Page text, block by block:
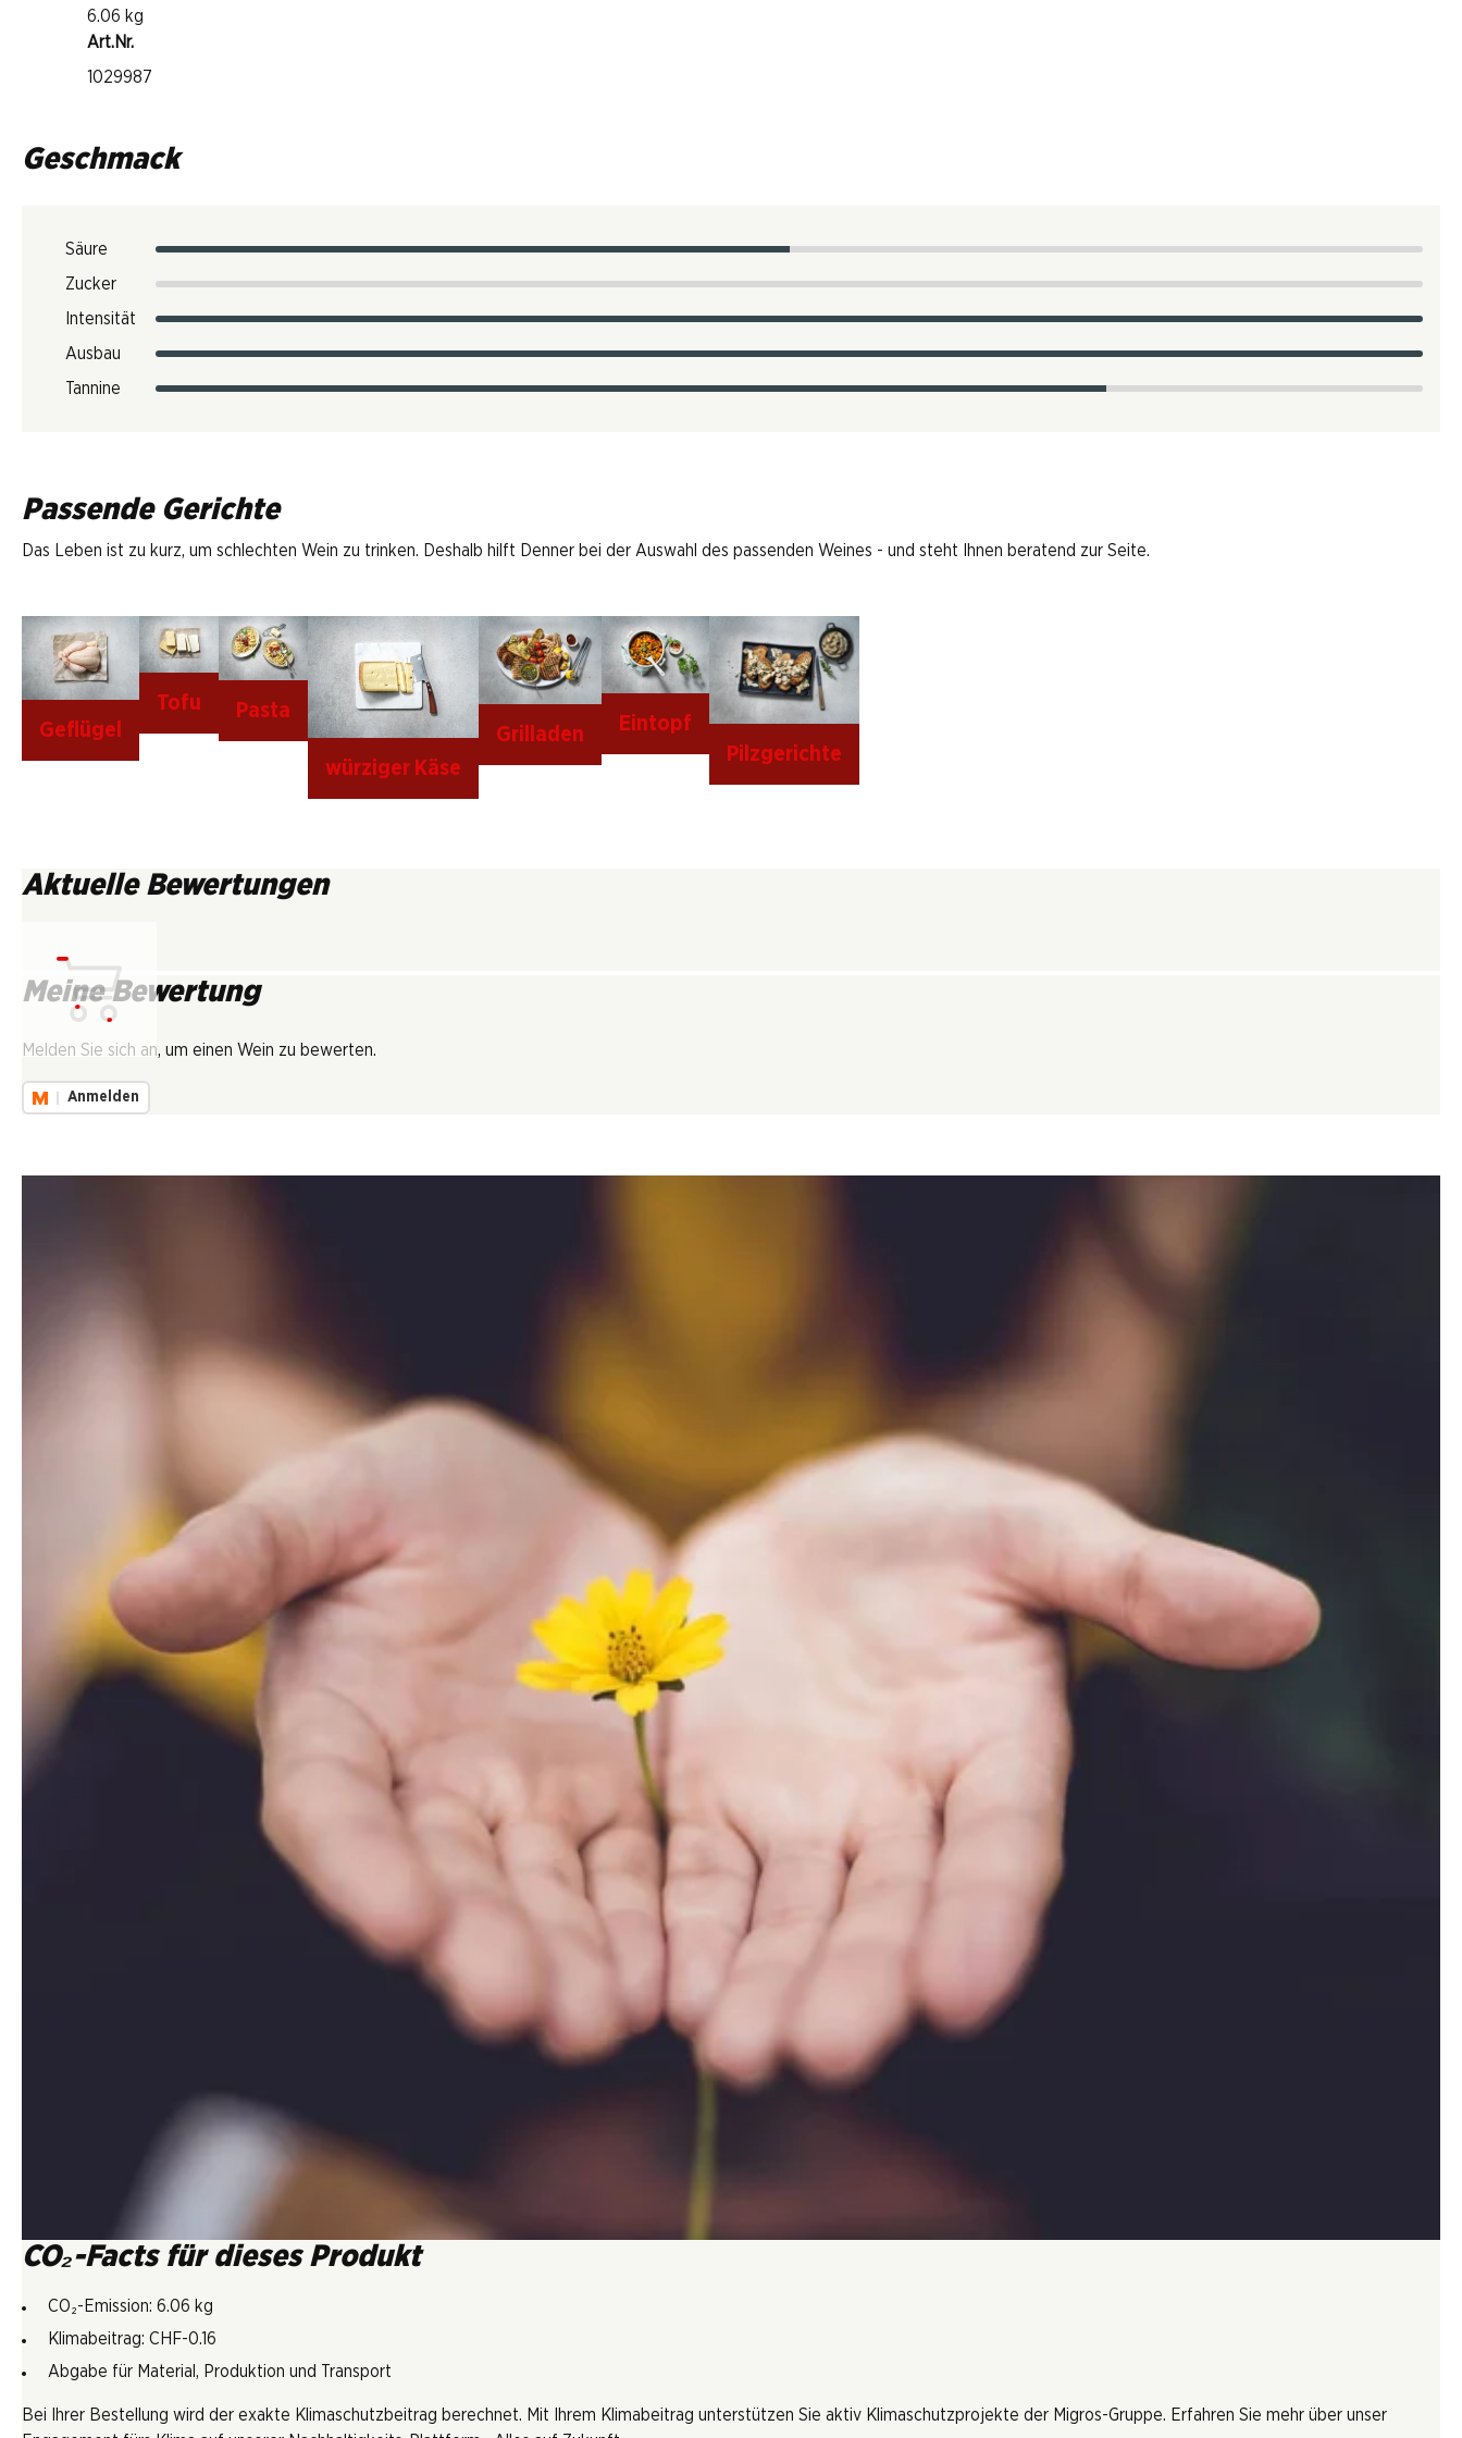
6.06 kg
Art.Nr.
1029987
Geschmack
Säure
Zucker
Intensität
Ausbau
Tannine
Passende Gerichte
Das Leben ist zu kurz, um schlechten Wein zu trinken. Deshalb hilft Denner bei der Auswahl des passenden Weines - und steht Ihnen beratend zur Seite.
Geflügel
Tofu Pasta
würziger Käse
Grilladen
Eintopf
Pilzgerichte
Aktuelle Bewertungen
Meine Bewertung
Melden Sie sich an, um einen Wein zu bewerten.
Anmelden
CO₂-Facts für dieses Produkt
CO₂-Emission: 6.06 kg
Klimabeitrag: CHF-0.16
Abgabe für Material, Produktion und Transport
Bei Ihrer Bestellung wird der exakte Klimaschutzbeitrag berechnet. Mit Ihrem Klimabeitrag unterstützen Sie aktiv Klimaschutzprojekte der Migros-Gruppe. Erfahren Sie mehr über unser